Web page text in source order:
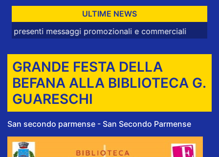
ULTIME NEWS
messaggi promozionali e commerciali
GRANDE FESTA DELLA
BEFANA ALLA BIBLIOTECA G.
GUARESCHI
San secondo parmense - San Secondo Parmense